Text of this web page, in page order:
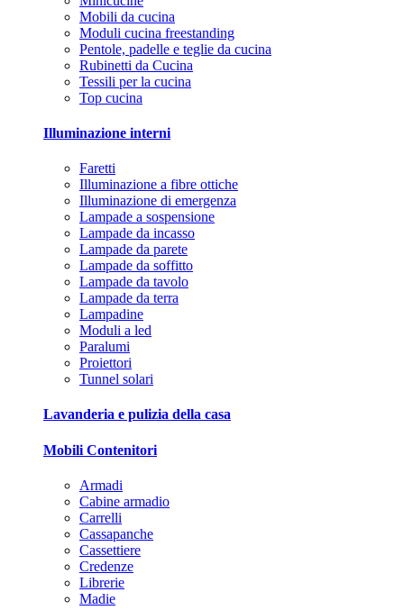
Mobili da cucina
Moduli cucina freestanding
Pentole, padelle e teglie da cucina
Rubinetti da Cucina
Tessili per la cucina
Top cucina
Illuminazione interni
Faretti
Illuminazione a fibre ottiche
Illuminazione di emergenza
Lampade a sospensione
Lampade da incasso
Lampade da parete
Lampade da soffitto
Lampade da tavolo
Lampade da terra
Lampadine
Moduli a led
Paralumi
Proiettori
Tunnel solari
Lavanderia e pulizia della casa
Mobili Contenitori
Armadi
Cabine armadio
Carrelli
Cassapanche
Cassettiere
Credenze
Librerie
Madie